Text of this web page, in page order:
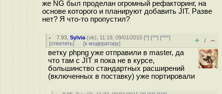
же NG был проделан огромный рефакторинг, на
основе которого и планируют добавить JIT. Разве
нет? Я что-то пропустил?
7.93 ,Sylvia (ok), 11:19, 09/01/2015 [^] [^^] [^^^]
[ответить] [к модератору] + / –
ветку phpng уже отправили в master, да
что там с JIT я пока не в курсе,
большинство стандартных расширений
(включенных в поставку) уже портировали